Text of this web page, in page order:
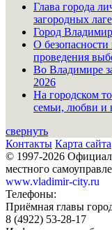
Глава города
загородных
Город
О безопасности
проведения
Во Владимире
2026
На городском
семьи, любви и
свернуть
Контакты Карта сайта
© 1997-2026
местного
www.vladimir-city.ru
Телефоны:
Приёмная главы
8 (4922) 53-28-17